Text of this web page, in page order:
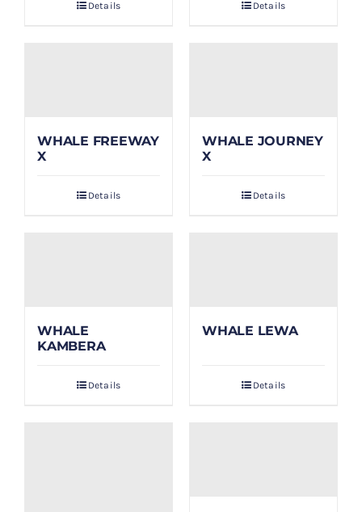
Details Details
WHALE FREEWAY
X
Details
WHALE JOURNEY
X
Details
WHALE
KAMBERA
Details
WHALE LEWA
Details